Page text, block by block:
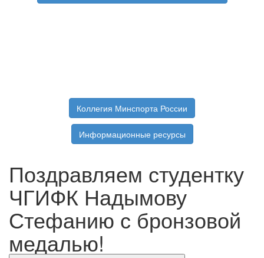
Коллегия Минспорта России
Информационные ресурсы
Поздравляем студентку
ЧГИФК Надымову
Стефанию с бронзовой
медалью!